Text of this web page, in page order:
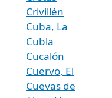
Crivillén
Cuba, La
Cubla
Cucalón
Cuervo, El
Cuevas de